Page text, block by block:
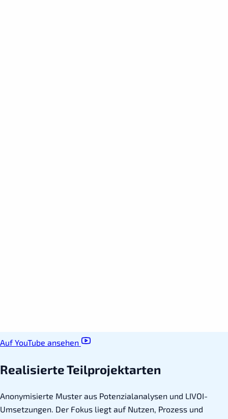
Auf YouTube ansehen
Realisierte Teilprojektarten
Anonymisierte Muster aus Potenzialanalysen und LIVOI-
Umsetzungen. Der Fokus liegt auf Nutzen, Prozess und